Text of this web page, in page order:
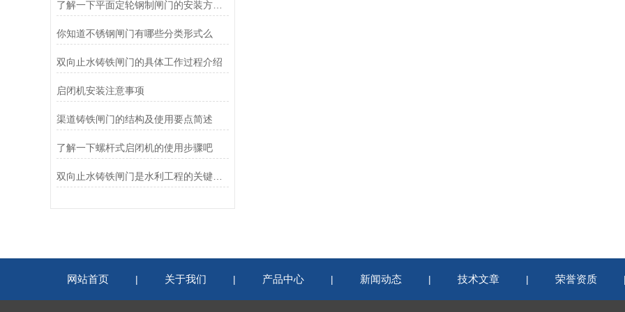
了解一下平面定轮钢制闸门的安装方法是什么吧
你知道不锈钢闸门有哪些分类形式么
双向止水铸铁闸门的具体工作过程介绍
启闭机安装注意事项
渠道铸铁闸门的结构及使用要点简述
了解一下螺杆式启闭机的使用步骤吧
双向止水铸铁闸门是水利工程的关键组成部分
网站首页 | 关于我们 | 产品中心 | 新闻动态 | 技术文章 | 荣誉资质